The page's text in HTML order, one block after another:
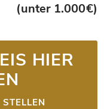
(unter 1.000€)
HIER